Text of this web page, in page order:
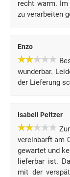
recht warm.
zu verarbeiten
Enzo
wunderbar.
der Lieferung
Isabell Peltzer
vereinbarft am
gewartet und
lieferbar ist.
mit der